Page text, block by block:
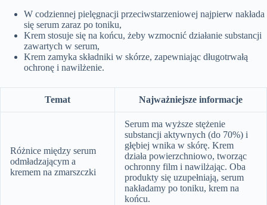
W codziennej pielęgnacji przeciwstarzeniowej najpierw nakłada
się serum zaraz po toniku,
Krem stosuje się na końcu, żeby wzmocnić działanie substancji
zawartych w serum,
Krem zamyka składniki w skórze, zapewniając długotrwałą
ochronę i nawilżenie.
Temat Najważniejsze informacje
Różnice między serum
odmładzającym a
kremem na zmarszczki
Serum ma wyższe stężenie
substancji aktywnych (do 70%) i
głębiej wnika w skórę. Krem
działa powierzchniowo, tworząc
ochronny film i nawilżając. Oba
produkty się uzupełniają, serum
nakładamy po toniku, krem na
końcu.